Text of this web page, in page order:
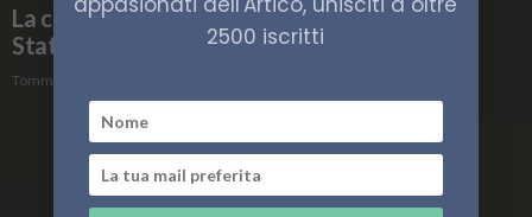
La cooperazione russo-indiana e il ruolo degli
Stati Uniti
Tommaso Bontempi
2500 iscritti